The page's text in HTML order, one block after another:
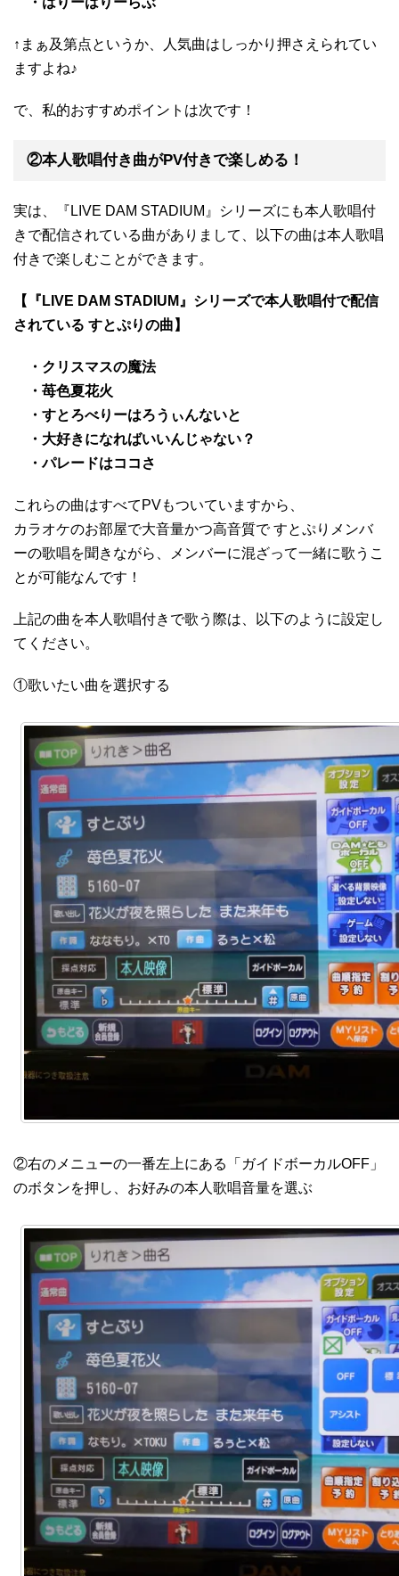
↑まぁ及第点というか、人気曲はしっかり押さえられてい
ますよね♪
で、私的おすすめポイントは次です！
②本人歌唱付き曲がPV付きで楽しめる！
実は、『LIVE DAM STADIUM』シリーズにも本人歌唱付
きで配信されている曲がありまして、以下の曲は本人歌唱
付きで楽しむことができます。
【『LIVE DAM STADIUM』シリーズで本人歌唱付で配信
されている すとぷりの曲】
・クリスマスの魔法
・苺色夏花火
・すとろべりーはろうぃんないと
・大好きになればいいんじゃない？
・パレードはココさ
これらの曲はすべてPVもついていますから、
カラオケのお部屋で大音量かつ高音質で すとぷりメンバ
ーの歌唱を聞きながら、メンバーに混ざって一緒に歌うこ
とが可能なんです！
上記の曲を本人歌唱付きで歌う際は、以下のように設定し
てください。
①歌いたい曲を選択する
②右のメニューの一番左上にある「ガイドボーカルOFF」
のボタンを押し、お好みの本人歌唱音量を選ぶ